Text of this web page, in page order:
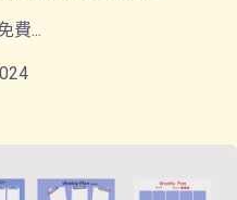
費...